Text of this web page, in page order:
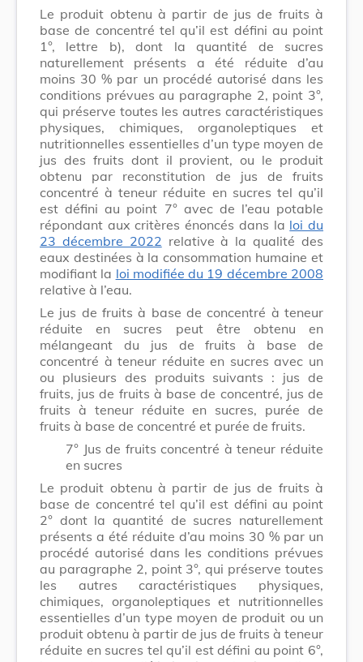
Le produit obtenu à partir de jus de fruits à
base de concentré tel qu’il est défini au point
1°, lettre b), dont la quantité de sucres
naturellement présents a été réduite d’au
moins 30 % par un procédé autorisé dans les
conditions prévues au paragraphe 2, point 3°,
qui préserve toutes les autres caractéristiques
physiques, chimiques, organoleptiques et
nutritionnelles essentielles d’un type moyen de
jus des fruits dont il provient, ou le produit
obtenu par reconstitution de jus de fruits
concentré à teneur réduite en sucres tel qu’il
est défini au point 7° avec de l’eau potable
répondant aux critères énoncés dans la loi du
23 décembre 2022 relative à la qualité des
eaux destinées à la consommation humaine et
modifiant la loi modifiée du 19 décembre 2008
relative à l’eau.
Le jus de fruits à base de concentré à teneur
réduite en sucres peut être obtenu en
mélangeant du jus de fruits à base de
concentré à teneur réduite en sucres avec un
ou plusieurs des produits suivants : jus de
fruits, jus de fruits à base de concentré, jus de
fruits à teneur réduite en sucres, purée de
fruits à base de concentré et purée de fruits.
7° Jus de fruits concentré à teneur réduite
en sucres
Le produit obtenu à partir de jus de fruits à
base de concentré tel qu’il est défini au point
2° dont la quantité de sucres naturellement
présents a été réduite d’au moins 30 % par un
procédé autorisé dans les conditions prévues
au paragraphe 2, point 3°, qui préserve toutes
les autres caractéristiques physiques,
chimiques, organoleptiques et nutritionnelles
essentielles d’un type moyen de produit ou un
produit obtenu à partir de jus de fruits à teneur
réduite en sucres tel qu’il est défini au point 6°,